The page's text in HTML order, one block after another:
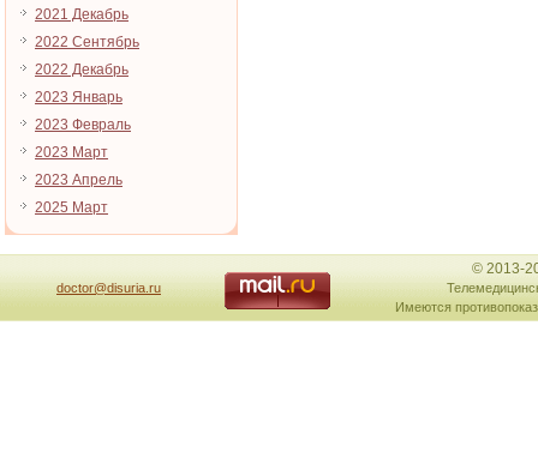
2021 Декабрь
2022 Сентябрь
2022 Декабрь
2023 Январь
2023 Февраль
2023 Март
2023 Апрель
2025 Март
doctor@disuria.ru
© 2013-
Имеются